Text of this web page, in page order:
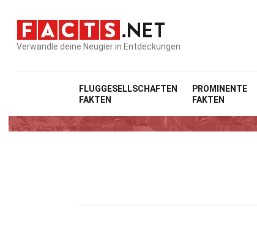
Verwandle deine Neugier in Entdeckungen
FLUGGESELLSCHAFTEN
FAKTEN
PROMINENTE
FAKTEN